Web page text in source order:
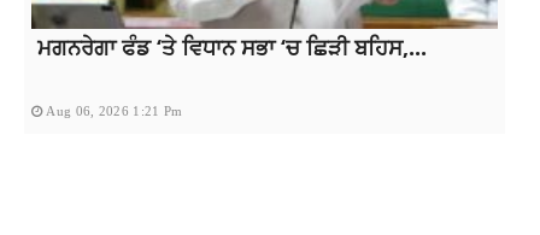
ਮਗਨਰੇਗਾ ਫੰਡ ‘ਤੇ ਵਿਧਾਨ ਸਭਾ ‘ਚ ਛਿੜੀ ਬਹਿਸ,...
Aug 06, 2026 1:21 Pm